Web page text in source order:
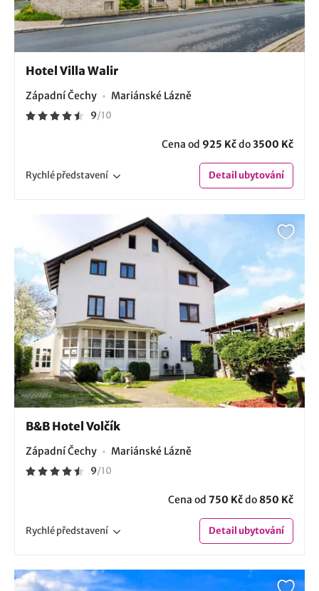
Hotel Villa Walir
Západní Čechy Mariánské Lázně
9/10
Cena od 925 Kčdo3500 Kč
Rychlépředstavení Detailubytování
B&B Hotel Volčík
Západní Čechy Mariánské Lázně
9/10
Cena od 750 Kčdo 850 Kč
Rychlépředstavení Detailubytování